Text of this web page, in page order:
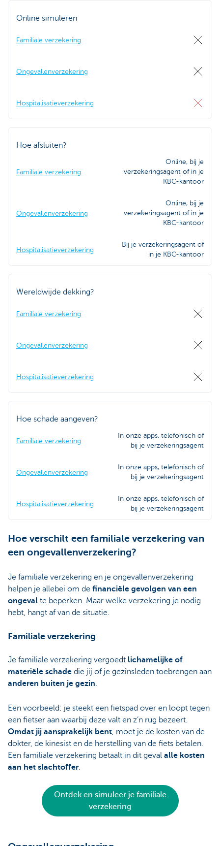
Online simuleren
Familiale verzekering
Ongevallenverzekering
Hospitalisatieverzekering
Hoe afsluiten?
Familiale verzekering
Online, bij je
verzekeringsagent of in je
KBC-kantoor
Ongevallenverzekering
Online, bij je
verzekeringsagent of in je
KBC-kantoor
Hospitalisatieverzekering
Bij je verzekeringsagent of
in je KBC-kantoor
Wereldwijde dekking?
Familiale verzekering
Ongevallenverzekering
Hospitalisatieverzekering
Hoe schade aangeven?
Familiale verzekering
In onze apps, telefonisch of
bij je verzekeringsagent
Ongevallenverzekering
In onze apps, telefonisch of
bij je verzekeringsagent
Hospitalisatieverzekering
In onze apps, telefonisch of
bij je verzekeringsagent
Hoe verschilt een familiale verzekering van
een ongevallenverzekering?
Je familiale verzekering en je ongevallenverzekering
helpen je allebei om de financiële gevolgen van een
ongeval te beperken. Maar welke verzekering je nodig
hebt, hangt af van de situatie.
Familiale verzekering
Je familiale verzekering vergoedt lichamelijke of
materiële schade die jij of je gezinsleden toebrengen aan
anderen buiten je gezin.
Een voorbeeld: je steekt een fietspad over en loopt tegen
een fietser aan waarbij deze valt en z’n rug bezeert.
Omdat jij aansprakelijk bent, moet je de kosten van de
dokter, de kinesist en de herstelling van de fiets betalen.
Een familiale verzekering betaalt in dit geval alle kosten
aan het slachtoffer.
Ontdek en simuleer je familiale
verzekering